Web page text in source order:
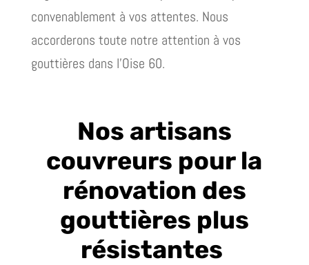
convenablement à vos attentes. Nous
accorderons toute notre attention à vos
gouttières dans l’Oise 60.
Nos artisans
couvreurs pour la
rénovation des
gouttières plus
résistantes